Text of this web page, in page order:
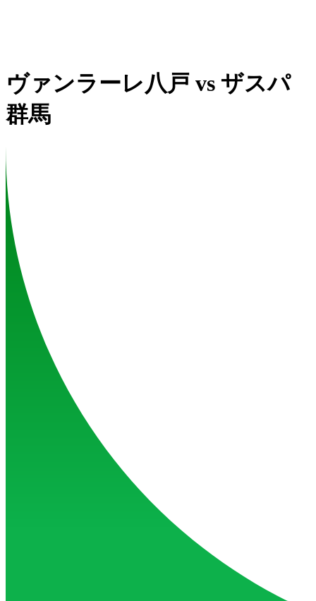
ヴァンラーレ八戸 vs ザスパ
群馬